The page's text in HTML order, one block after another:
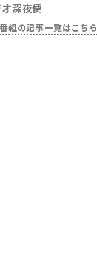
深夜便
組の記事一覧はこちら